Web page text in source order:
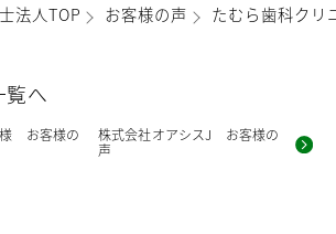
法人TOP お客様の声 たむら歯科ク
覧へ
様 お客様の
株式会社オアシスJ お客様の
声